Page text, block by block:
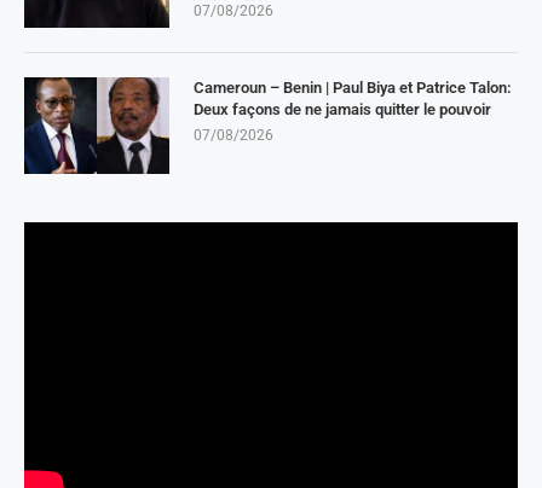
07/08/2026
Cameroun – Benin | Paul Biya et Patrice Talon:
Deux façons de ne jamais quitter le pouvoir
07/08/2026